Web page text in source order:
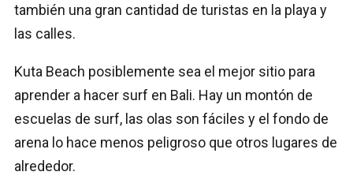
también una gran cantidad de turistas en la playa y
las calles.
Kuta Beach posiblemente sea el mejor sitio para
aprender a hacer surf en Bali. Hay un montón de
escuelas de surf, las olas son fáciles y el fondo de
arena lo hace menos peligroso que otros lugares de
alrededor.